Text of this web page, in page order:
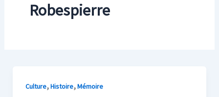
Robespierre
Culture,Histoire,Mémoire